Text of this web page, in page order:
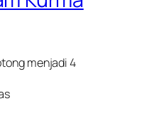
menjadi 4